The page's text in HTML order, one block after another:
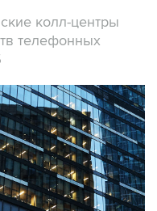
колл-центры
телефонных